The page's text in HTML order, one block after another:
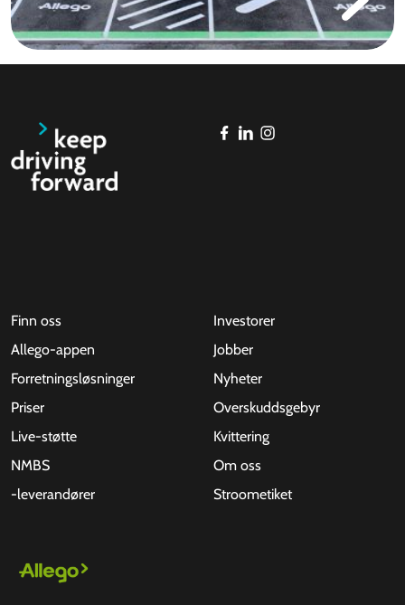
Finn oss
Allego-appen
Forretningsløsninger
Priser
Live-støtte
NMBS
-leverandører
Investorer
Jobber
Nyheter
Overskuddsgebyr
Kvittering
Om oss
Stroometiket